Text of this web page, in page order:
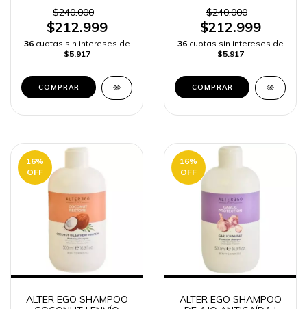
$240.000
$212.999
36 cuotas sin intereses de
$5.917
REPARACIÓN CAPILAR
y ENVÍO RÁPIDO
COLOMBIA -
$240.000
$212.999
36 cuotas sin intereses de
$5.917
16%
OFF
ALTER EGO SHAMPOO
16%
OFF
ALTER EGO SHAMPOO